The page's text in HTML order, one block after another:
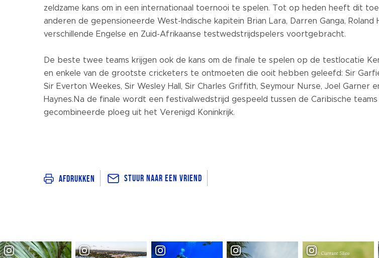
zeldzame kans om in een internationaal toernooi te spelen. Tot op heden heeft dit
anderen de gepensioneerde West-Indische kapitein Brian Lara, Darren Ganga, Roland
verschillende Engelse en Zuid-Afrikaanse testwedstrijdspelers voortgebracht.
De beste twee teams krijgen ook de kans om de finale te spelen op de testlocatie
en enkele van de grootste cricketers te ontmoeten die ooit hebben geleefd: Sir
Sir Everton Weekes, Sir Wesley Hall, Sir Charles Griffith, Seymour Nurse, Joel Garner
Haynes. Na de finale wordt een festivalwedstrijd gespeeld tussen de Caribische teams
gecombineerde ploeg uit het Verenigd Koninkrijk.
Afdrukken Stuur naar een vriend